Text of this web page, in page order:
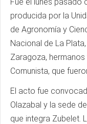
producida por la
de Agronomía y
Nacional de La
Zaragoza,
Comunista, que
El acto fue
Olazabal y la sede
que integra Zubelet.